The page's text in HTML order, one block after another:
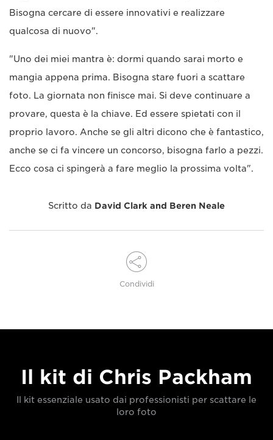
Bisogna cercare di essere innovativi e realizzare
qualcosa di nuovo".
"Uno dei miei mantra è: dormi quando sarai morto e
mangia appena prima. Bisogna stare fuori a scattare
foto. La giornata non finisce mai. Si deve continuare a
provare, questa è la chiave. Ed essere spietati con il
proprio lavoro. Anche se gli altri dicono che è fantastico,
anche se ci fa vincere un concorso, bisogna farlo a pezzi.
Ecco cosa ci spingerà a fare meglio la prossima volta".
Scritto da David Clark and Beren Neale
Condividi
Il kit di Chris Packham
Il kit essenziale usato dai professionisti per scattare le
loro foto